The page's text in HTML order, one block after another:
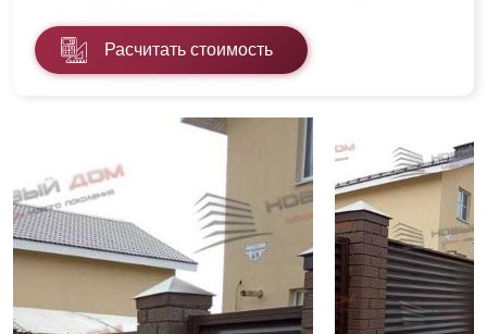
Расчитать стоимость